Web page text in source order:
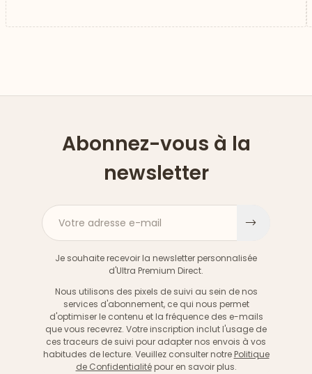
Abonnez-vous à la
newsletter
Votre adresse e-mail
Je souhaite recevoir la newsletter personnalisée
d'Ultra Premium Direct.
Nous utilisons des pixels de suivi au sein de nos
services d'abonnement, ce qui nous permet
d'optimiser le contenu et la fréquence des e-mails
que vous recevrez. Votre inscription inclut l'usage de
ces traceurs de suivi pour adapter nos envois à vos
habitudes de lecture. Veuillez consulter notre Politique
de Confidentialitépour en savoir plus.